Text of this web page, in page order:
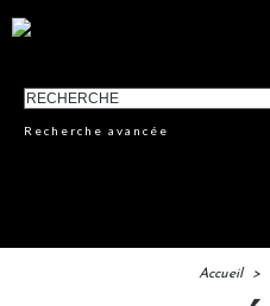
Recherche avancée
Accueil >